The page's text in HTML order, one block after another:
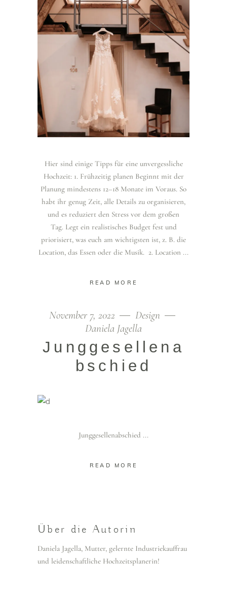
Hier sind einige Tipps für eine unvergessliche
Hochzeit: 1. Frühzeitig planen Beginnt mit der
Planung mindestens 12–18 Monate im Voraus. So
habt ihr genug Zeit, alle Details zu organisieren,
und es reduziert den Stress vor dem großen
Tag. Legt ein realistisches Budget fest und
priorisiert, was euch am wichtigsten ist, z. B. die
Location, das Essen oder die Musik. 2. Location
READ MORE
November 7, 2022
Design
Daniela Jagella
Junggesellena
bschied
Junggesellenabschied
READ MORE
Über die Autorin
Daniela Jagella, Mutter, gelernte Industriekauffrau
und leidenschaftliche Hochzeitsplanerin!